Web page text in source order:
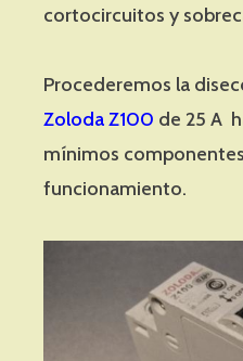
cortocircuitos y
Procederemos la
Zoloda Z100 de 25 A
mínimos
funcionamiento.